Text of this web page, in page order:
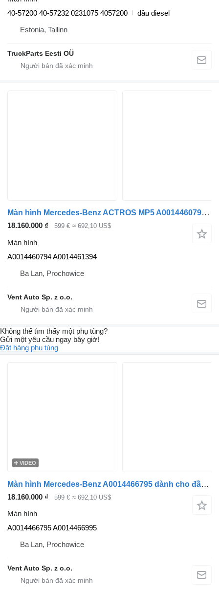
40-57200 40-57232 0231075 4057200
dầu diesel
Estonia, Tallinn
TruckParts Eesti OÜ
Màn hình Mercedes-Benz ACTROS MP5 A0014460794 dành cho đầu kéo Mercedes-Benz ACTROS MP5
18.160.000 ₫ 599 € ≈ 692,10 US$
Màn hình
A0014460794 A0014461394
Ba Lan, Prochowice
Vent Auto Sp. z o.o.
Không thể tìm thấy một phụ tùng?
Gửi một yêu cầu ngay bây giờ!
Đặt hàng phụ tùng
VIDEO
Màn hình Mercedes-Benz A0014466795 dành cho đầu kéo Mercedes-Benz ACTROS MP5
18.160.000 ₫ 599 € ≈ 692,10 US$
Màn hình
A0014466795 A0014466995
Ba Lan, Prochowice
Vent Auto Sp. z o.o.